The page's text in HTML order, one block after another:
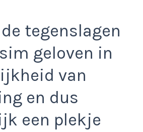
tegenslagen
geloven in
van
en dus
een plekje